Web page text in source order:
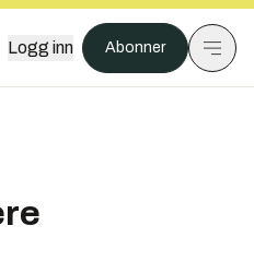
Logg inn Abonner